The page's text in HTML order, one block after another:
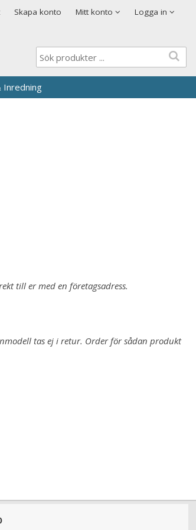
Skapa konto Mitt konto Logga in
Inredning
till er med en företagsadress.
tas ej i retur. Order för sådan produkt